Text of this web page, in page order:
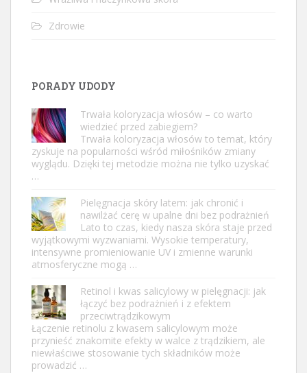
Zdrowie
PORADY UDODY
Trwała koloryzacja włosów – co warto
wiedzieć przed zabiegiem?
Trwała koloryzacja włosów to temat, który
zyskuje na popularności wśród miłośników zmiany
wyglądu. Dzięki tej metodzie można nie tylko uzyskać
…
Pielęgnacja skóry latem: jak chronić i
nawilżać cerę w upalne dni bez podrażnień
Lato to czas, kiedy nasza skóra staje przed
wyjątkowymi wyzwaniami. Wysokie temperatury,
intensywne promieniowanie UV i zmienne warunki
atmosferyczne mogą …
Retinol i kwas salicylowy w pielęgnacji: jak
łączyć bez podrażnień i z efektem
przeciwtrądzikowym
Łączenie retinolu z kwasem salicylowym może
przynieść znakomite efekty w walce z trądzikiem, ale
niewłaściwe stosowanie tych składników może
prowadzić …